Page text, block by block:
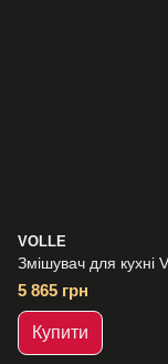
VOLLE
Змішувач для кухні
5 865 грн
Купити